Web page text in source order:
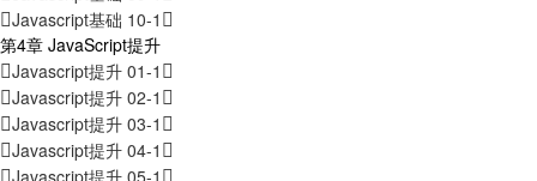
Javascript基础 10-1
第4章 JavaScript提升
Javascript提升 01-1
Javascript提升 02-1
Javascript提升 03-1
Javascript提升 04-1